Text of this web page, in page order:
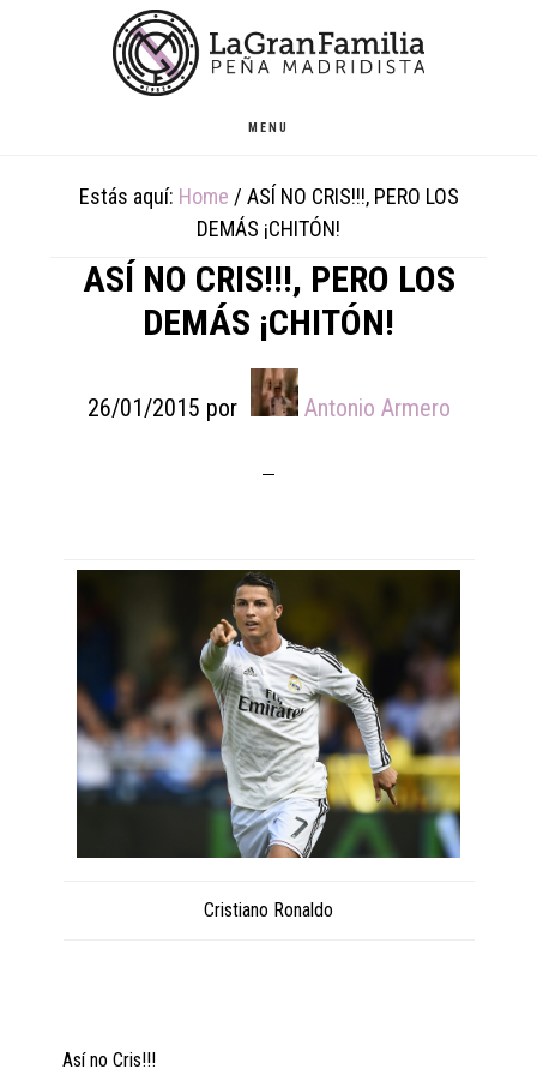
MENU
Estás aquí: Home / ASÍ NO CRIS!!!, PERO LOS
DEMÁS ¡CHITÓN!
ASÍ NO CRIS!!!, PERO LOS
DEMÁS ¡CHITÓN!
26/01/2015 por Antonio Armero
Cristiano Ronaldo
Así no Cris!!!